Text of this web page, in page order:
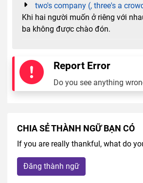
two's company (, three's a
Khi hai người muốn ở riêng với
ba không được chào đón.
Report Error
Do you see anything
CHIA SẺ THÀNH NGỮ BẠN CÓ
If you are really thankful, what do
Đăng thành ngữ